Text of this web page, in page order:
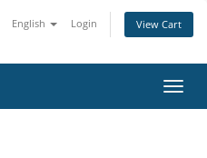
English Login View Cart